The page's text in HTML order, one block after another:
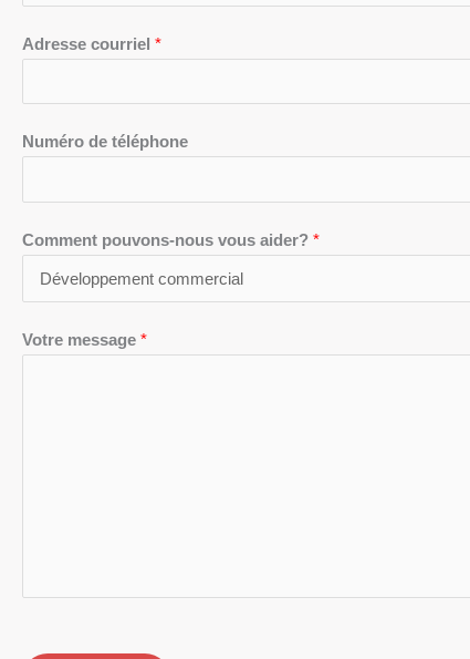
Adresse courriel *
Numéro de téléphone
Comment pouvons-nous vous aider? *
Votre message *